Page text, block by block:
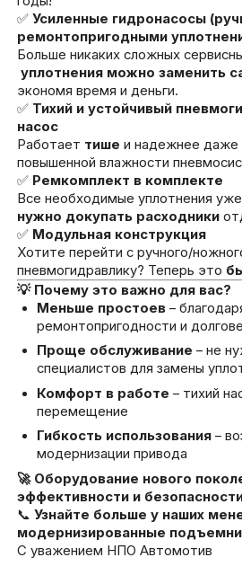
✅ Усиленные гидронасосы
ремонтопригодными
Больше никаких сложных
уплотнения можно заменить
экономя время и деньги.
✅ Тихий и устойчивый
насос
Работает тише и надежнее даже
повышенной влажности
✅ Ремкомплект в комплекте
Все необходимые уплотнения
нужно докупать расходники
✅ Модульная конструкция
Хотите перейти с ручного/
пневмогидравлику? Теперь это
💡 Почему это важно для вас?
Меньше простоев –
ремонтопригодности и
Проще обслуживание – не
специалистов для замены
Комфорт в работе – тихий
перемещение
Гибкость использования –
модернизации привода
🚀 Оборудование нового
эффективности и
📞 Узнайте больше у наших
модернизированные
С уважением НПО Автомотив